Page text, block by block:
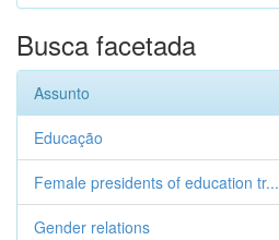
Busca facetada
Assunto
Educação
Female presidents of education tr...
Gender relations